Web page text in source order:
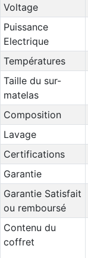
Voltage
Puissance
Electrique
Températures
Taille du sur-
matelas
Composition
Lavage
Certifications
Garantie
Garantie Satisfait
ou remboursé
Contenu du
coffret